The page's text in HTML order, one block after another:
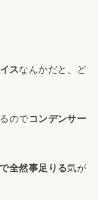
スなんかだと、ど
のでコンデンサー
全然事足りる気が